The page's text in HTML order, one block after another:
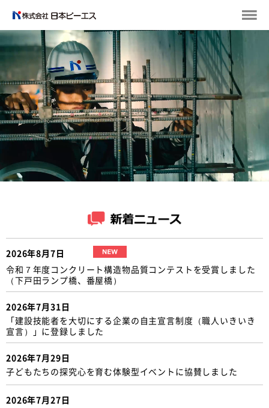
2026年8月7日
令和７年度コンクリート構造物品質コンテストを受賞しました
（下戸田ランプ橋、番屋橋）
2026年7月31日
「建設技能者を大切にする企業の自主宣言制度（職人いきいき
宣言）」に登録しました
2026年7月29日
子どもたちの探究心を育む体験型イベントに協賛しました
2026年7月27日